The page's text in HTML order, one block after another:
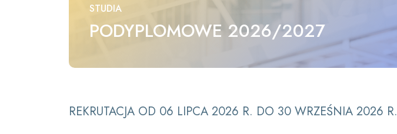
STUDIA
PODYPLOMOWE 2026/2027
REKRUTACJA OD 06 LIPCA 2026 R. DO 30 WRZEŚNIA 2026 R.